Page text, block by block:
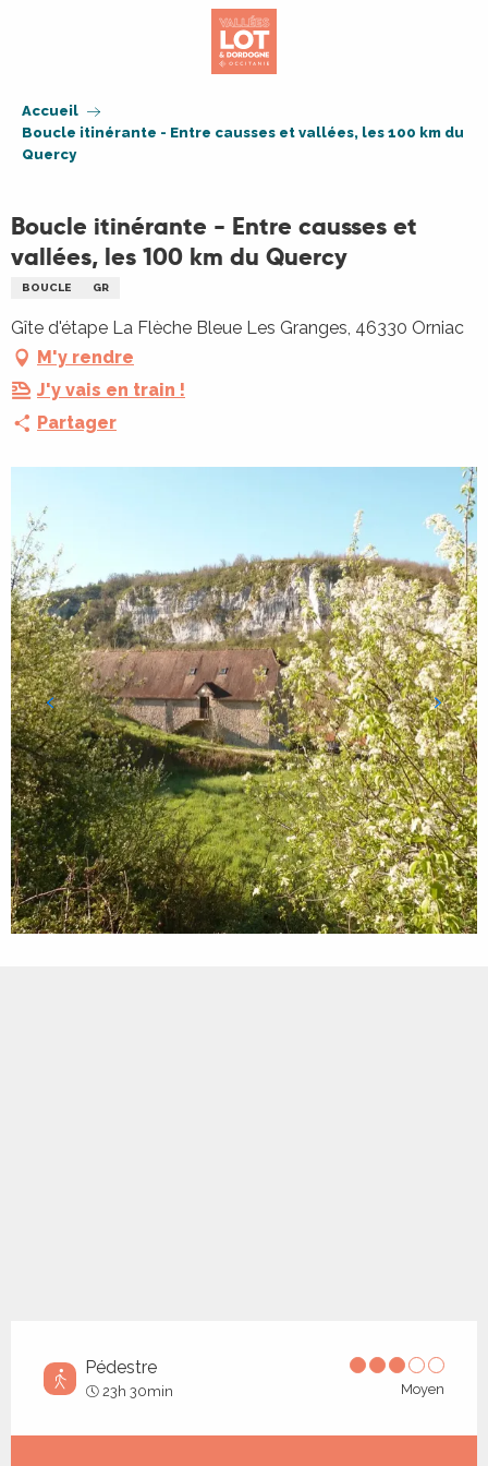
Accueil
Boucle itinérante - Entre causses et vallées, les 100 km du
Quercy
Boucle itinérante - Entre causses et
vallées, les 100 km du Quercy
BOUCLE GR
Gîte d'étape La Flèche Bleue Les Granges, 46330 Orniac
M'y rendre
J'y vais en train !
Partager
Pédestre
23h 30min Moyen